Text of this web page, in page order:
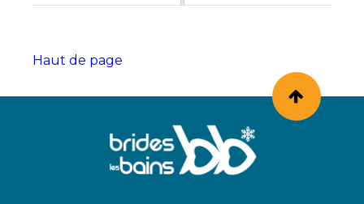
Haut de page